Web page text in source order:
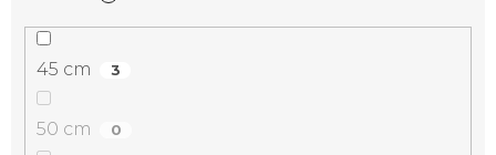
45 cm 3
50 cm 0